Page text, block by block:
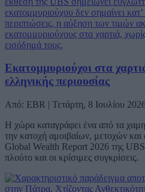
Εκατομμυριούχοι στα
ελληνικής περιουσίας
Από: EBR | Τετάρτη, 8 Ιουλίου
Η χώρα καταγράφει ένα από τα
την κατοχή αμοιβαίων, μετοχών
Global Wealth Report 2026 της
πλούτο και οι κρίσιμες συγκρίσεις.